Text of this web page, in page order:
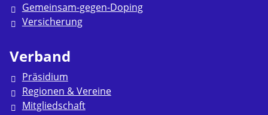
Gemeinsam-gegen-Doping
Versicherung
Verband
Präsidium
Regionen & Vereine
Mitgliedschaft